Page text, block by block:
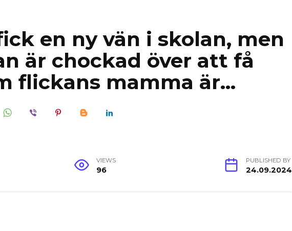
en ny vän i skolan, men
är chockad över att få
flickans mamma är…
VIEWS
96
PUBLISHED BY
24.09.2024